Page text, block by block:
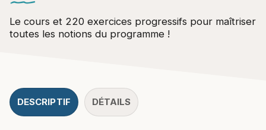
Le cours et 220 exercices progressifs pour maîtriser
toutes les notions du programme !
DESCRIPTIF DÉTAILS